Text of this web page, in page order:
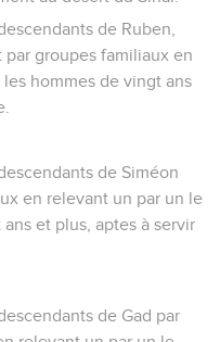
de Ruben,
par groupes familiaux en
hommes de vingt ans
de Siméon
en relevant un par un le
et plus, aptes à servir
de Gad par